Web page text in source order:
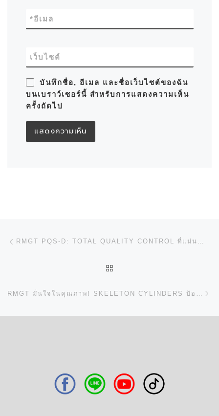
อีเมล
*
เว็บไซต์
บันทึกชื่อ, อีเมล และชื่อเว็บไซต์ของฉัน
บนเบราว์เซอร์นี้ สำหรับการแสดงความเห็น
ครั้งถัดไป
การนำทางของเรื่อง